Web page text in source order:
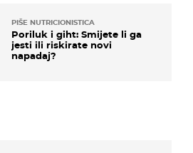
PIŠE NUTRICIONISTICA
Poriluk i giht: Smijete li ga
jesti ili riskirate novi
napadaj?